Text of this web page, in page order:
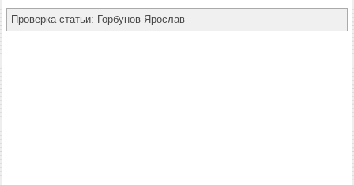
Проверка статьи: Горбунов Ярослав